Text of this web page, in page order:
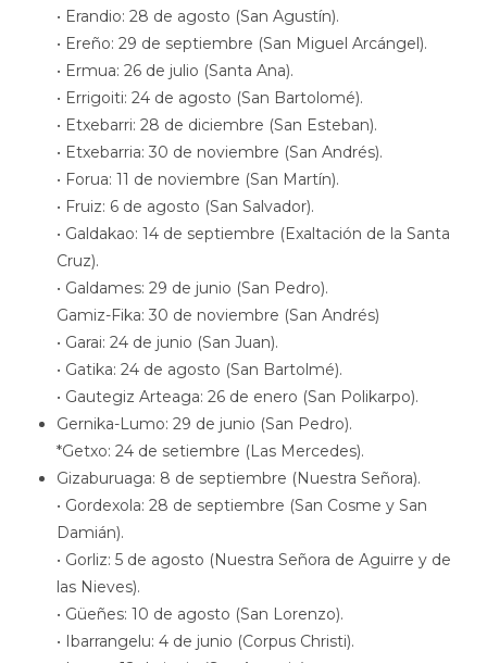
• Erandio: 28 de agosto (San Agustín).
• Ereño: 29 de septiembre (San Miguel Arcángel).
• Ermua: 26 de julio (Santa Ana).
• Errigoiti: 24 de agosto (San Bartolomé).
• Etxebarri: 28 de diciembre (San Esteban).
• Etxebarria: 30 de noviembre (San Andrés).
• Forua: 11 de noviembre (San Martín).
• Fruiz: 6 de agosto (San Salvador).
• Galdakao: 14 de septiembre (Exaltación de la Santa
Cruz).
• Galdames: 29 de junio (San Pedro).
Gamiz-Fika: 30 de noviembre (San Andrés)
• Garai: 24 de junio (San Juan).
• Gatika: 24 de agosto (San Bartolmé).
• Gautegiz Arteaga: 26 de enero (San Polikarpo).
Gernika-Lumo: 29 de junio (San Pedro).
*Getxo: 24 de setiembre (Las Mercedes).
Gizaburuaga: 8 de septiembre (Nuestra Señora).
• Gordexola: 28 de septiembre (San Cosme y San
Damián).
• Gorliz: 5 de agosto (Nuestra Señora de Aguirre y de
las Nieves).
• Güeñes: 10 de agosto (San Lorenzo).
• Ibarrangelu: 4 de junio (Corpus Christi).